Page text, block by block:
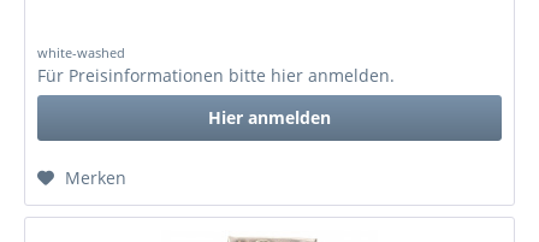
white-washed
Für Preisinformationen bitte hier anmelden.
Hier anmelden
Merken